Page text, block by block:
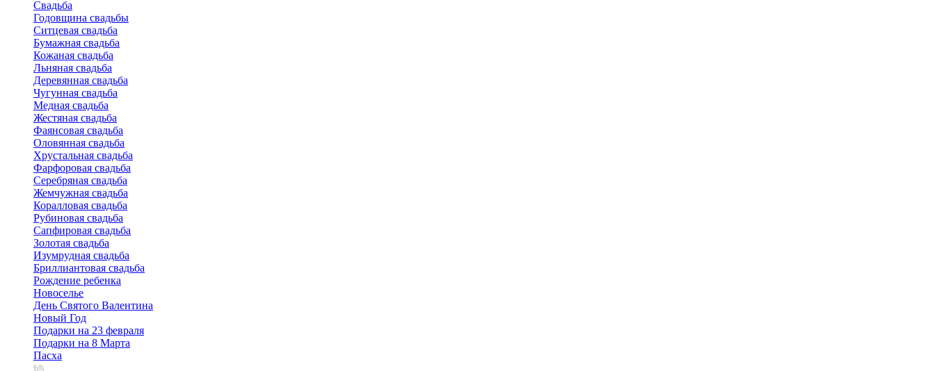
Свадьба
Годовщина свадьбы
Ситцевая свадьба
Бумажная свадьба
Кожаная свадьба
Льняная свадьба
Деревянная свадьба
Чугунная свадьба
Медная свадьба
Жестяная свадьба
Фаянсовая свадьба
Оловянная свадьба
Хрустальная свадьба
Фарфоровая свадьба
Серебряная свадьба
Жемчужная свадьба
Коралловая свадьба
Рубиновая свадьба
Сапфировая свадьба
Золотая свадьба
Изумрудная свадьба
Бриллиантовая свадьба
Рождение ребенка
Новоселье
День Святого Валентина
Новый Год
Подарки на 23 февраля
Подарки на 8 Марта
Пасха